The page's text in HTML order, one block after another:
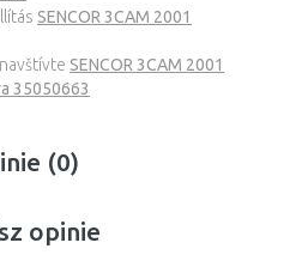
SENCOR 3CAM 2001
SENCOR 3CAM 2001
35050663
(0)
opinie